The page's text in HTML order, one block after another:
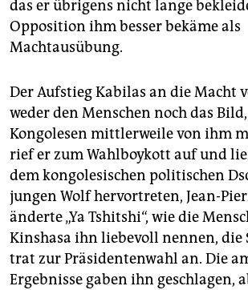
das er übrigens nicht lange
Opposition ihm besser bekäme als
Machtausübung.
Der Aufstieg Kabilas an die Macht
weder den Menschen noch das
Kongolesen mittlerweile von ihm
rief er zum Wahlboykott auf und
dem kongolesischen politischen
jungen Wolf hervortreten, Jean-
änderte „Ya Tshitshi“, wie die
Kinshasa ihn liebevoll nennen, die
trat zur Präsidentenwahl an. Die
Ergebnisse gaben ihn geschlagen,